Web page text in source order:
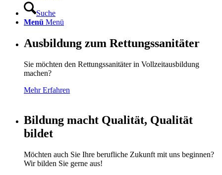
Suche
Menü Menü
Ausbildung zum Rettungssanitäter
Sie möchten den Rettungssanitäter in Vollzeitausbildung
machen?
Mehr Erfahren
Bildung macht Qualität, Qualität
bildet
Möchten auch Sie Ihre berufliche Zukunft mit uns beginnen?
Wir bilden Sie gerne aus!